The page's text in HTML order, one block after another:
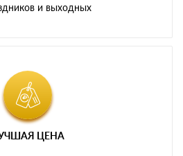
и выходных
ЦЕНА